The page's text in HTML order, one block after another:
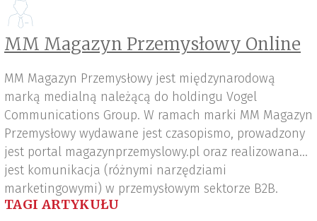
MM Magazyn Przemysłowy Online
MM Magazyn Przemysłowy jest międzynarodową
marką medialną należącą do holdingu Vogel
Communications Group. W ramach marki MM Magazyn
Przemysłowy wydawane jest czasopismo, prowadzony
jest portal magazynprzemyslowy.pl oraz realizowana
jest komunikacja (różnymi narzędziami
marketingowymi) w przemysłowym sektorze B2B.
TAGI ARTYKUŁU